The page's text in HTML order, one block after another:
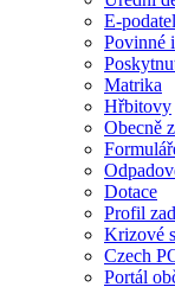
E-
Povinné
Matrika
Hřbitovy
Obecně
Dotace
Profil
Krizové
Czech
Portál